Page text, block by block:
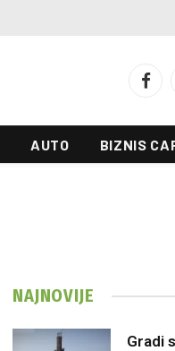
AUTO BIZNIS
NAJNOVIJE
Gradi